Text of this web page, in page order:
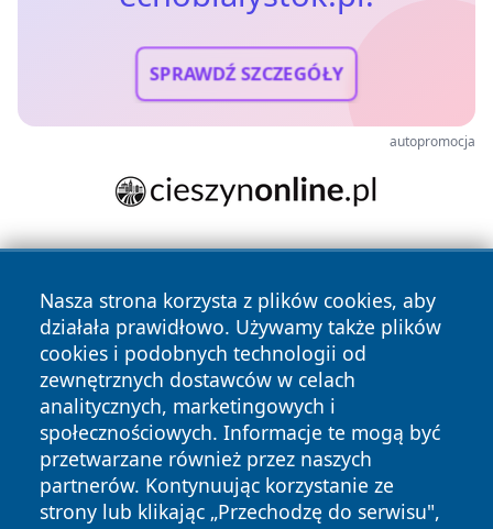
SPRAWDŹ SZCZEGÓŁY
autopromocja
Nasza strona korzysta z plików cookies, aby
działała prawidłowo. Używamy także plików
cookies i podobnych technologii od
zewnętrznych dostawców w celach
analitycznych, marketingowych i
społecznościowych. Informacje te mogą być
przetwarzane również przez naszych
partnerów. Kontynuując korzystanie ze
strony lub klikając „Przechodzę do serwisu",
Copyright © 2026 echobialystok.pl Wszystkie prawa
zastrzeżone.
News Autorzy
Polityka
Prywatności
Polityka
Cookies